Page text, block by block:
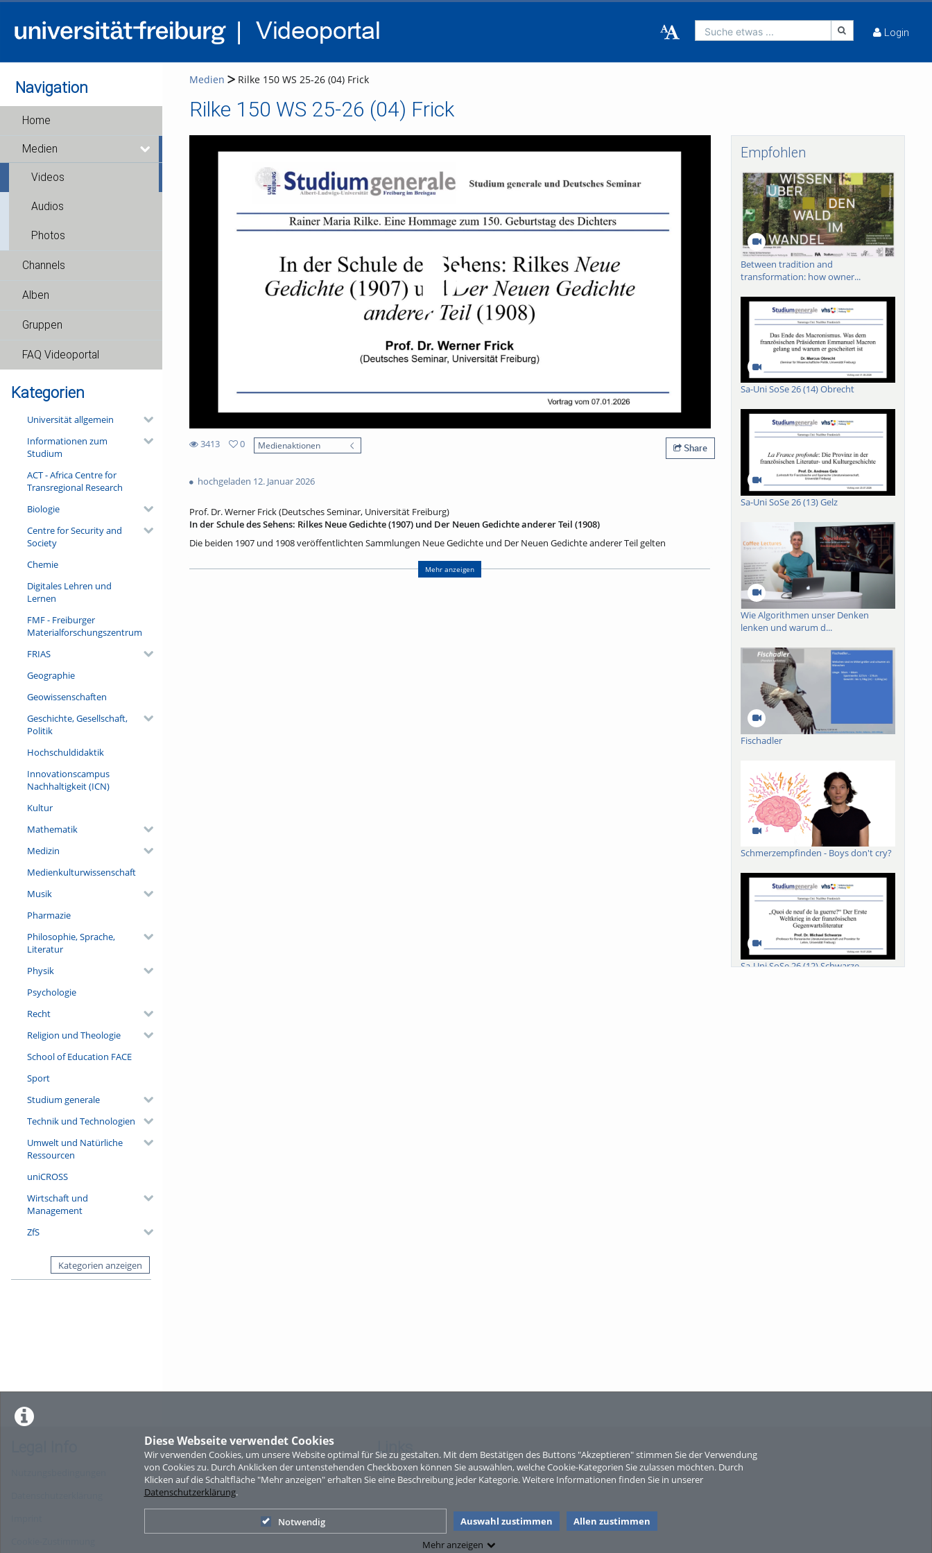
Diese Webseite verwendet Cookies
Wir verwenden Cookies, um unsere Website optimal für Sie zu gestalten. Mit dem Bestätigen des Buttons "Akzeptieren" stimmen Sie der Verwendung
von Cookies zu. Durch Anklicken der untenstehenden Checkboxen können Sie auswählen, welche Cookie-Kategorien Sie zulassen möchten. Durch
Klicken auf die Schaltfläche "Mehr anzeigen" erhalten Sie eine Beschreibung jeder Kategorie. Weitere Informationen finden Sie in unserer
Datenschutzerklärung.
Notwendig Auswahl zustimmen
Allen zustimmen
Mehr anzeigen
Suche etwas ... Login
Navigation
Home
Medien
Videos
Audios
Photos
Channels
Alben
Gruppen
FAQ Videoportal
Kategorien
Universität allgemein
Informationen zum
Studium
ACT - Africa Centre for
Transregional Research
Biologie
Centre for Security and
Society
Chemie
Digitales Lehren und
Lernen
FMF - Freiburger
Materialforschungszentrum
FRIAS
Geographie
Geowissenschaften
Geschichte, Gesellschaft,
Politik
Hochschuldidaktik
Innovationscampus
Nachhaltigkeit (ICN)
Kultur
Mathematik
Medizin
Medienkulturwissenschaft
Musik
Pharmazie
Philosophie, Sprache,
Literatur
Physik
Psychologie
Recht
Religion und Theologie
School of Education FACE
Sport
Studium generale
Technik und Technologien
Umwelt und Natürliche
Ressourcen
uniCROSS
Wirtschaft und
Management
ZfS
Kategorien anzeigen
Medien Rilke 150 WS 25-26 (04) Frick
Rilke 150 WS 25-26 (04) Frick
3413
views
0
Medienaktionen Share
hochgeladen 12. Januar 2026
Prof. Dr. Werner Frick (Deutsches Seminar, Universität Freiburg)
In der Schule des Sehens: Rilkes Neue Gedichte (1907) und Der Neuen Gedichte anderer Teil (1908)
Die beiden 1907 und 1908 veröffentlichten Sammlungen Neue Gedichte und Der Neuen Gedichte anderer Teil gelten
Schaffensperiode. In diesen (überwiegend in Paris entstandenen) Zyklen, die viele der bis heute bekanntesten Gedichte des
Autors enthalten – Der Panther, Das Karussell (Jardin du Luxembourg), Archaïscher Torso Apollos, Römische Fontäne, L’Ange
Mehr anzeigen
Empfohlen
Between tradition and
transformation: how owner...
Sa-Uni SoSe 26 (14) Obrecht
Sa-Uni SoSe 26 (13) Gelz
Wie Algorithmen unser Denken
lenken und warum d...
Fischadler
Schmerzempfinden - Boys don't cry?
Sa-Uni SoSe 26 (12) Schwarze
Sperber
Links
Sitemap